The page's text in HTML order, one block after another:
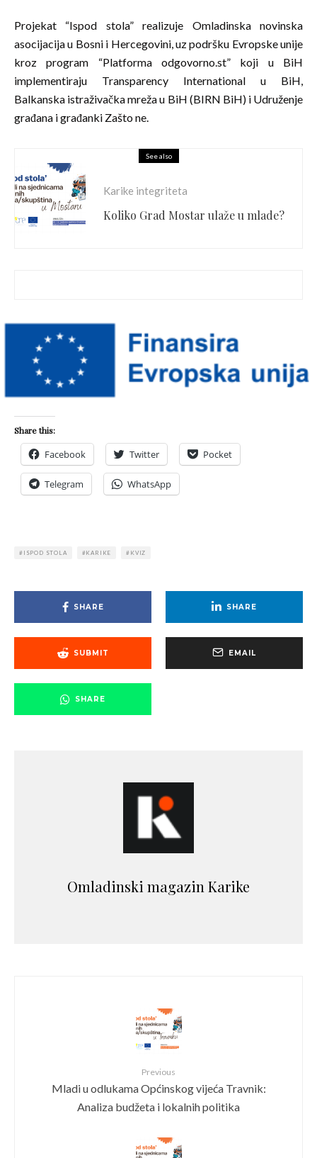
Projekat “Ispod stola” realizuje Omladinska novinska
asocijacija u Bosni i Hercegovini, uz podršku Evropske unije
kroz program “Platforma odgovorno.st” koji u BiH
implementiraju Transparency International u BiH,
Balkanska istraživačka mreža u BiH (BIRN BiH) i Udruženje
građana i građanki Zašto ne.
See also
Karike integriteta
Koliko Grad Mostar ulaže u mlade?
Share this:
Facebook Twitter Pocket
Telegram WhatsApp
ISPOD STOLA KARIKE KVIZ
SHARE SHARE
SUBMIT EMAIL
SHARE
Omladinski magazin Karike
Previous
Mladi u odlukama Općinskog vijeća Travnik:
Analiza budžeta i lokalnih politika